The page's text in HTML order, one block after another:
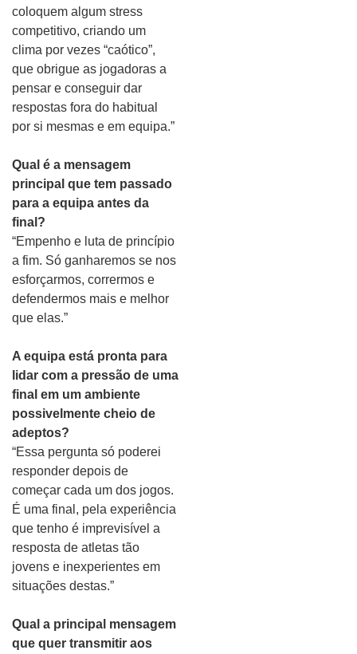
coloquem algum stress
competitivo, criando um
clima por vezes “caótico”,
que obrigue as jogadoras a
pensar e conseguir dar
respostas fora do habitual
por si mesmas e em equipa.”
Qual é a mensagem
principal que tem passado
para a equipa antes da
final?
“Empenho e luta de princípio
a fim. Só ganharemos se nos
esforçarmos, corrermos e
defendermos mais e melhor
que elas.”
A equipa está pronta para
lidar com a pressão de uma
final em um ambiente
possivelmente cheio de
adeptos?
“Essa pergunta só poderei
responder depois de
começar cada um dos jogos.
É uma final, pela experiência
que tenho é imprevisível a
resposta de atletas tão
jovens e inexperientes em
situações destas.”
Qual a principal mensagem
que quer transmitir aos